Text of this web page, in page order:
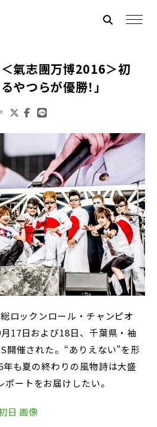
＜氣志團万博2016＞初
やつらが優勝！」
ロックンロール・チャンピオ
17日および18日、千葉県・袖
開催された。“ありえない”を形
も夏の終わりの風物詩は大盛
ートをお届けしたい。
日 画像